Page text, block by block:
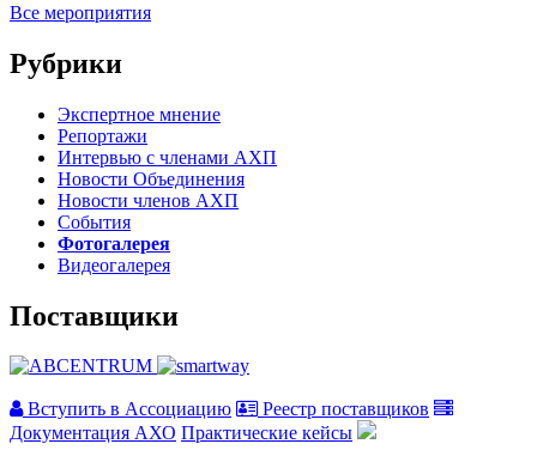
Все мероприятия
Рубрики
Экспертное мнение
Репортажи
Интервью с членами АХП
Новости Объединения
Новости членов АХП
События
Фотогалерея
Видеогалерея
Поставщики
Вступить в Ассоциацию
Реестр поставщиков
Документация АХО Практические кейсы